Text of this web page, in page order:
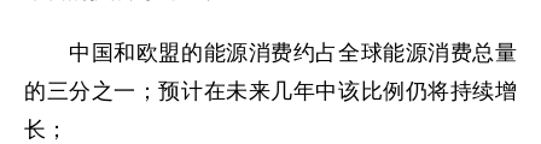
中国和欧盟的能源消费约占全球能源消费总量
的三分之一；预计在未来几年中该比例仍将持续增
长；